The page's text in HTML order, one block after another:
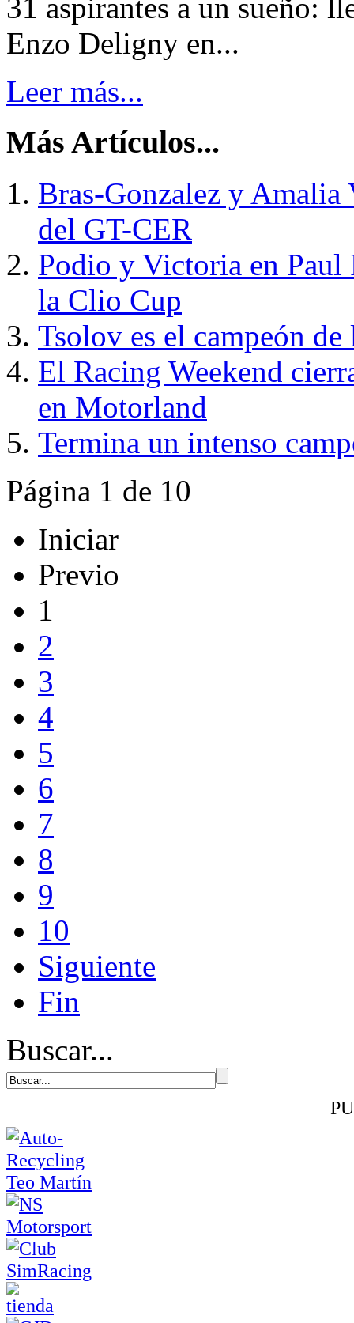
31 aspirantes a un sueño:
Enzo Deligny en...
Leer más...
Más Artículos...
Bras-Gonzalez y Amalia
del GT-CER
Podio y Victoria en
la Clio Cup
Tsolov es el campeón
El Racing Weekend
en Motorland
Termina un intenso
Página 1 de 10
Iniciar
Previo
1
2
3
4
5
6
7
8
9
10
Siguiente
Fin
Buscar...